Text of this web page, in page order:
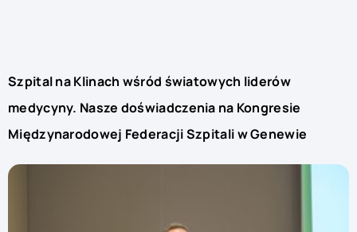
Szpital na Klinach wśród światowych liderów
medycyny. Nasze doświadczenia na Kongresie
Międzynarodowej Federacji Szpitali w Genewie